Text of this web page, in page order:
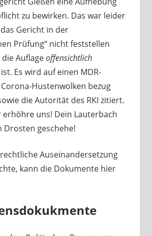
zu bewirken. Das war leider
Gericht in der
Prüfung“ nicht feststellen
Auflageoffensichtlich
Es wird auf einen MDR-
Hustenwolken bezug
die Autorität des RKI zitiert.
erhöhre uns! Dein Lauterbach
Drosten geschehe!
Auseinandersetzung
kann die Dokumente hier